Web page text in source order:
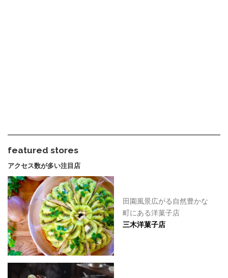
featured stores
アクセス数が多い注目店
田園風景広がる自然豊かな
町にある洋菓子店
三木洋菓子店